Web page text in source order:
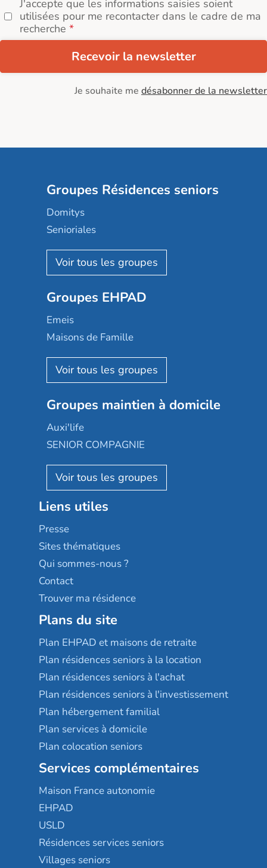
J'accepte que les informations saisies soient
utilisées pour me recontacter dans le cadre de ma
recherche
Recevoir la newsletter
Je souhaite me désabonner de la newsletter
Groupes Résidences seniors
Domitys
Senioriales
Nohée
Les Résidentiels
Mobicap
Domusvi
Happy Senior
Aquarelia
Nexity edenea
Les jardins d'Arcadie
Occitalia
Appartseniors
Reseda
Stella management
Les villages d'or
Sérénys
Résidences services Villa Médicis
Groupes EHPAD
Emeis
Maisons de Famille
Korian
Emera
Groupe SOS
Le Noble Âge
Almage
Résidalya
Groupe aplus
Groupes maintien à domicile
Auxi'life
SENIOR COMPAGNIE
AGE D'OR Services
Liens utiles
Presse
Sites thématiques
Qui sommes-nous ?
Contact
Trouver ma résidence
Plans du site
Plan EHPAD et maisons de retraite
Plan résidences seniors à la location
Plan résidences seniors à l'achat
Plan résidences seniors à l'investissement
Plan hébergement familial
Plan services à domicile
Plan colocation seniors
Services complémentaires
Maison France autonomie
EHPAD
USLD
Résidences services seniors
Villages seniors